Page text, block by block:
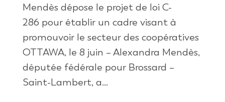
Mendès dépose le projet de loi C-
286 pour établir un cadre visant à
promouvoir le secteur des coopératives
OTTAWA, le 8 juin – Alexandra Mendès,
députée fédérale pour Brossard –
Saint-Lambert, a...